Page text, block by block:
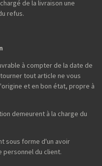
de la livraison une
refus.
à compter de la date de
tout article ne vous
et en bon état, propre à
demeurent à la charge du
sous forme d'un avoir
du client.